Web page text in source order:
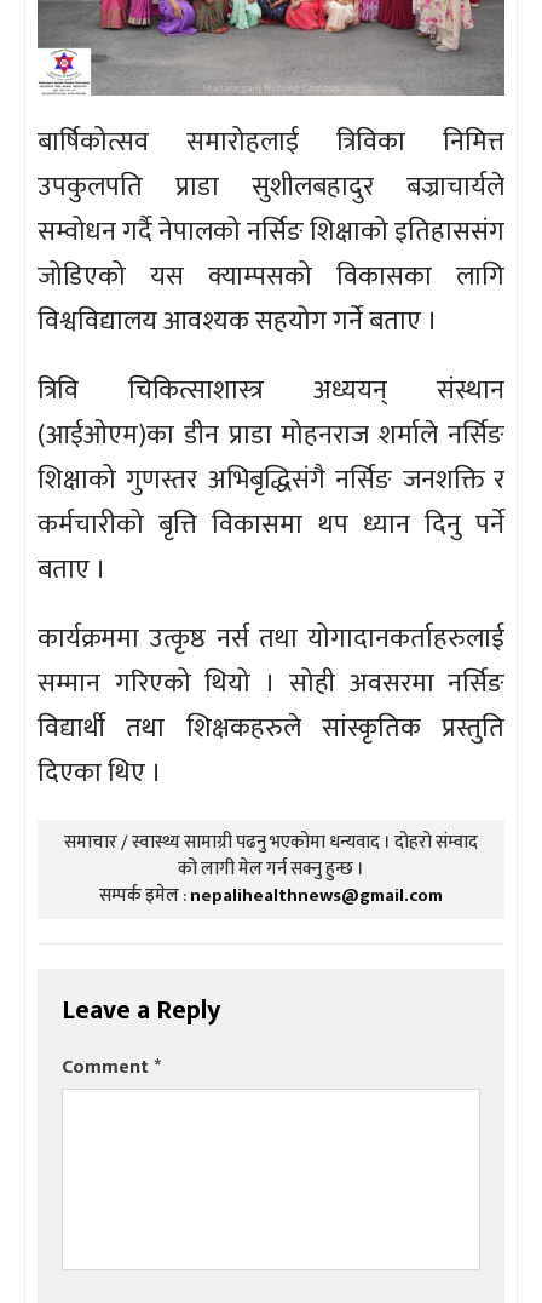
बार्षिकोत्सव समारोहलाई त्रिविका निमित्त
उपकुलपति प्राडा सुशीलबहादुर बज्राचार्यले
सम्वोधन गर्दै नेपालको नर्सिङ शिक्षाको इतिहाससंग
जोडिएको यस क्याम्पसको विकासका लागि
विश्वविद्यालय आवश्यक सहयोग गर्ने बताए ।
त्रिवि चिकित्साशास्त्र अध्ययन् संस्थान
(आईओएम)का डीन प्राडा मोहनराज शर्माले नर्सिङ
शिक्षाको गुणस्तर अभिबृद्धिसंगै नर्सिङ जनशक्ति र
कर्मचारीको बृत्ति विकासमा थप ध्यान दिनु पर्ने
बताए ।
कार्यक्रममा उत्कृष्ठ नर्स तथा योगादानकर्ताहरुलाई
सम्मान गरिएको थियो । सोही अवसरमा नर्सिङ
विद्यार्थी तथा शिक्षकहरुले सांस्कृतिक प्रस्तुति
दिएका थिए ।
समाचार / स्वास्थ्य सामाग्री पढनु भएकोमा धन्यवाद । दोहरो संम्वाद
को लागी मेल गर्न सक्नु हुन्छ ।
सम्पर्क इमेल :nepalihealthnews@gmail.com
Leave a Reply
Comment*